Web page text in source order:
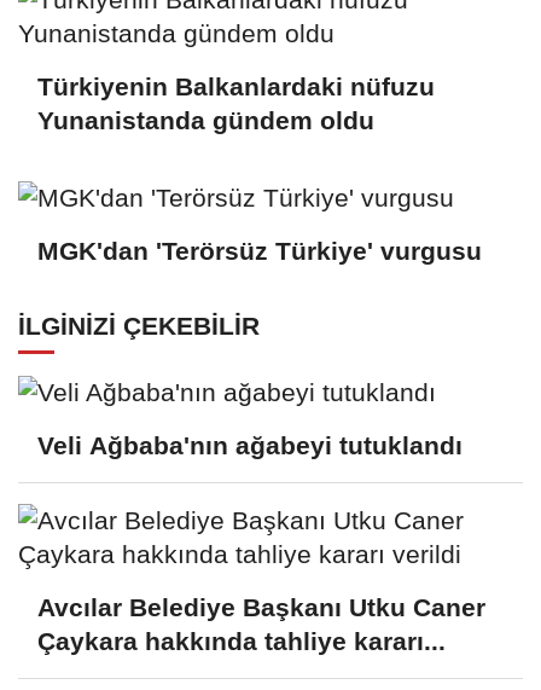
Türkiyenin Balkanlardaki nüfuzu
Yunanistanda gündem oldu
MGK'dan 'Terörsüz Türkiye' vurgusu
İLGINIZI ÇEKEBILIR
Veli Ağbaba'nın ağabeyi tutuklandı
Avcılar Belediye Başkanı Utku Caner
Çaykara hakkında tahliye kararı...